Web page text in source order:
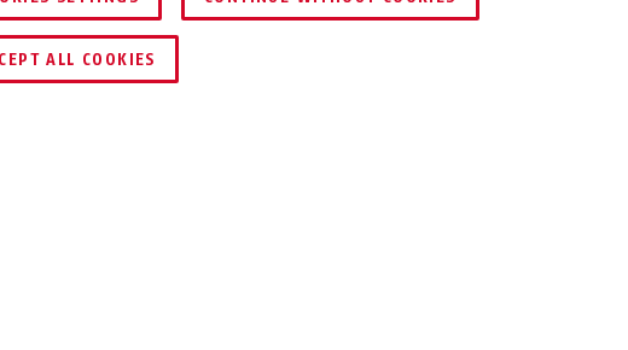
DEALER ZOEKEN
5805K/75 zwart
ALL COOKIES